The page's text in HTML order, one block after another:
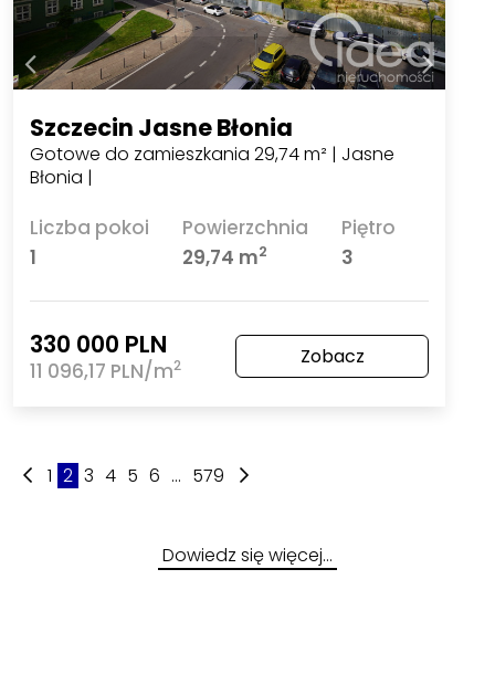
Szczecin Jasne Błonia
Gotowe do zamieszkania 29,74 m² | Jasne
Błonia |
Liczba pokoi
1
Powierzchnia
29,74 m2
Piętro
3
330 000 PLN
11 096,17 PLN/m2 Zobacz
1 2 3 4 5 6 ... 579
Dowiedz się więcej…